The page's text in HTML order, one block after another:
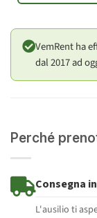
VemRent ha
dal 2017 ad
Perché
Consegna
L'ausilio ti